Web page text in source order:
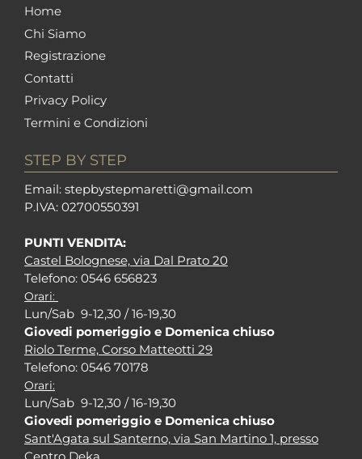
Home
Chi Siamo
Registrazione
Contatti
Privacy Policy
Termini e Condizioni
STEP BY STEP
Email: stepbystepmaretti@gmail.com
P.IVA: 02700550391
PUNTI VENDITA:
Castel Bolognese, via Dal Prato 20
Telefono: 0546 656823
Orari:
Lun/Sab 9-12,30 / 16-19,30
Giovedi pomeriggio e Domenica chiuso
Riolo Terme, Corso Matteotti 29
Telefono: 0546 70178
Orari:
Lun/Sab 9-12,30 / 16-19,30
Giovedi pomeriggio e Domenica chiuso
Sant'Agata sul Santerno, via San Martino 1, presso